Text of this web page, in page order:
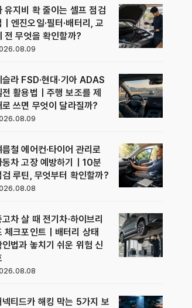
유지비 확 줄이는 셀프 점검
｜엔진오일·필터·배터리, 교
전 무엇을 확인할까?
슬라 FSD·현대·기아 ADAS
전 활용법｜주행 보조를 제
로 쓰면 무엇이 달라질까?
름철 에어컨·타이어 관리로
동차 고장 예방하기｜10분
검 루틴, 무엇부터 확인할까?
고차 살 때 전기차·하이브리
체크포인트｜배터리 상태
인법과 놓치기 쉬운 위험 신
넥티드카 해킹 막는 5가지 보